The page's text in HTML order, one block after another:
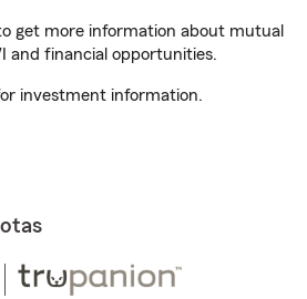
get more information about mutual
and financial opportunities.
investment information.